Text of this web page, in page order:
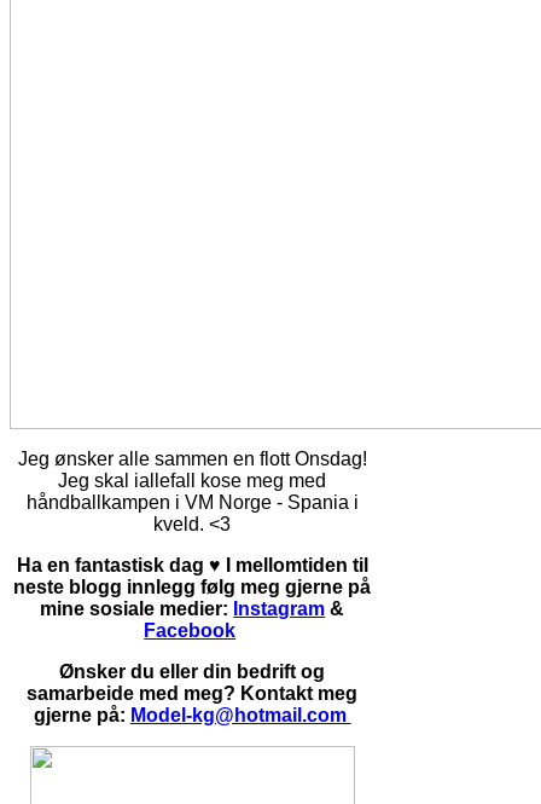
Jeg ønsker alle sammen en flott Onsdag!
Jeg skal iallefall kose meg med
håndballkampen i VM Norge - Spania i
kveld. <3
Ha en fantastisk dag ♥ I mellomtiden til
neste blogg innlegg følg meg gjerne på
mine sosiale medier: Instagram &
Facebook
Ønsker du eller din bedrift og
samarbeide med meg? Kontakt meg
gjerne på: Model-kg@hotmail.com